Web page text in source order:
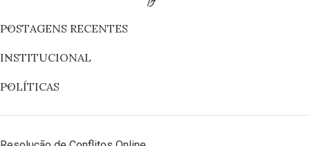
POSTAGENS RECENTES
INSTITUCIONAL
POLÍTICAS